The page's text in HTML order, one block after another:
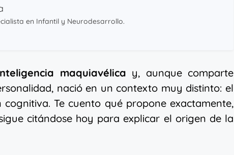
en Infantil y Neurodesarrollo.
maquiavélica y, aunque comparte
nació en un contexto muy distinto: el
Te cuento qué propone exactamente,
citándose hoy para explicar el origen de la